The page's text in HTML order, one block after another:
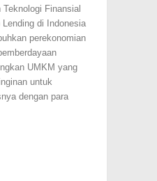
Finansial
di Indonesia
perekonomian
UMKM yang
untuk
dengan para